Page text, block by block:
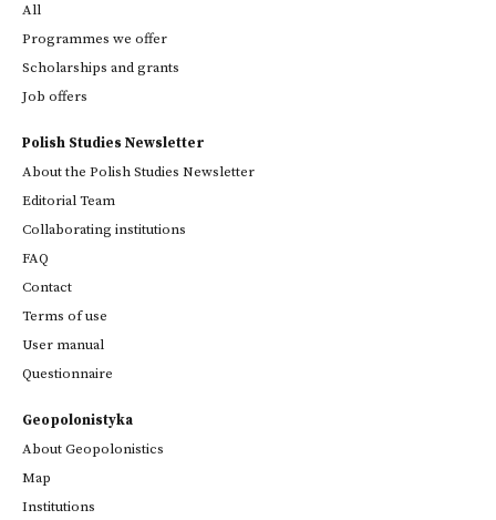
All
Programmes we offer
Scholarships and grants
Job offers
Polish Studies Newsletter
About the Polish Studies Newsletter
Editorial Team
Collaborating institutions
FAQ
Contact
Terms of use
User manual
Questionnaire
Geopolonistyka
About Geopolonistics
Map
Institutions